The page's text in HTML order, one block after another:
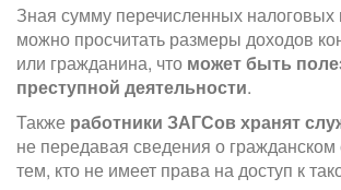
Зная сумму перечисленных налоговых
можно просчитать размеры доходов
или гражданина, что может быть
преступной деятельности.
Также работники ЗАГСов хранят
не передавая сведения о гражданском
тем, кто не имеет права на доступ к